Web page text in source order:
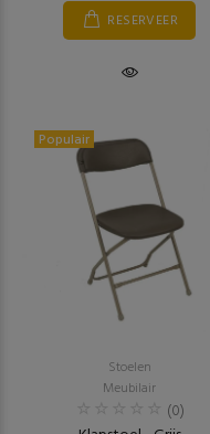
RESERVEER
Populair
Stoelen
Meubilair
(0)